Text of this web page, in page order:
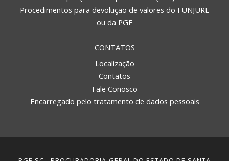
Procedimentos para devolução de valores do FUNJURE
ou da PGE
CONTATOS
Localização
Contatos
Fale Conosco
Encarregado pelo tratamento de dados pessoais